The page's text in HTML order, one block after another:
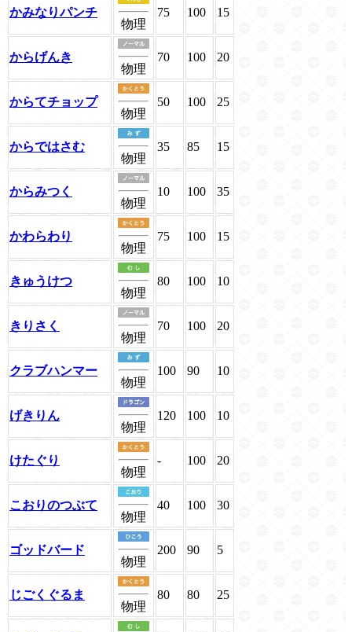
かみなりパンチ
物理
75 100 15
からげんき
物理
70 100 20
からてチョップ
物理
50 100 25
からではさむ
物理
35 85 15
からみつく
物理
10 100 35
かわらわり
物理
75 100 15
きゅうけつ
物理
80 100 10
きりさく
物理
70 100 20
クラブハンマー
物理
100 90 10
げきりん
物理
120 100 10
けたぐり
物理
- 100 20
こおりのつぶて
物理
40 100 30
ゴッドバード
物理
200 90 5
じごくぐるま
物理
80 80 25